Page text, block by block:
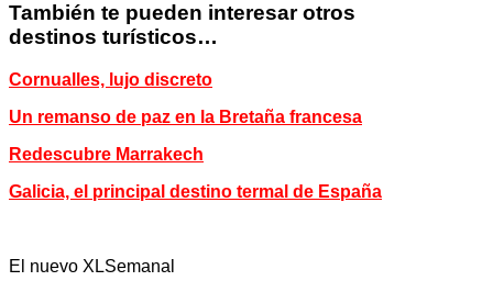
También te pueden interesar otros
destinos turísticos…
Cornualles, lujo discreto
Un remanso de paz en la Bretaña francesa
Redescubre Marrakech
Galicia, el principal destino termal de España
El nuevo XLSemanal